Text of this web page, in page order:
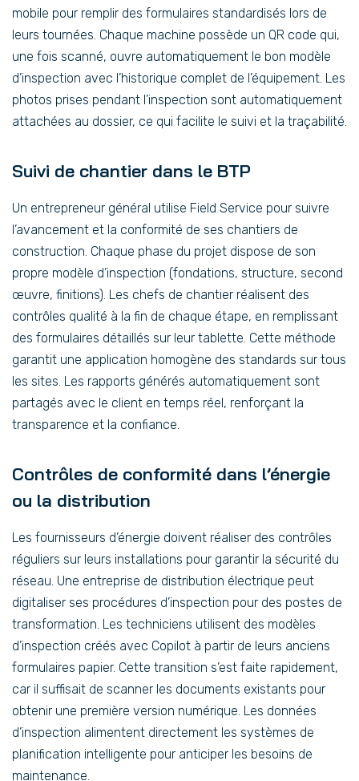
mobile pour remplir des formulaires standardisés lors de
leurs tournées. Chaque machine possède un QR code qui,
une fois scanné, ouvre automatiquement le bon modèle
d’inspection avec l’historique complet de l’équipement. Les
photos prises pendant l’inspection sont automatiquement
attachées au dossier, ce qui facilite le suivi et la traçabilité.
Suivi de chantier dans le BTP
Un entrepreneur général utilise Field Service pour suivre
l’avancement et la conformité de ses chantiers de
construction. Chaque phase du projet dispose de son
propre modèle d’inspection (fondations, structure, second
œuvre, finitions). Les chefs de chantier réalisent des
contrôles qualité à la fin de chaque étape, en remplissant
des formulaires détaillés sur leur tablette. Cette méthode
garantit une application homogène des standards sur tous
les sites. Les rapports générés automatiquement sont
partagés avec le client en temps réel, renforçant la
transparence et la confiance.
Contrôles de conformité dans l’énergie
ou la distribution
Les fournisseurs d’énergie doivent réaliser des contrôles
réguliers sur leurs installations pour garantir la sécurité du
réseau. Une entreprise de distribution électrique peut
digitaliser ses procédures d’inspection pour des postes de
transformation. Les techniciens utilisent des modèles
d’inspection créés avec Copilot à partir de leurs anciens
formulaires papier. Cette transition s’est faite rapidement,
car il suffisait de scanner les documents existants pour
obtenir une première version numérique. Les données
d’inspection alimentent directement les systèmes de
planification intelligente pour anticiper les besoins de
maintenance.